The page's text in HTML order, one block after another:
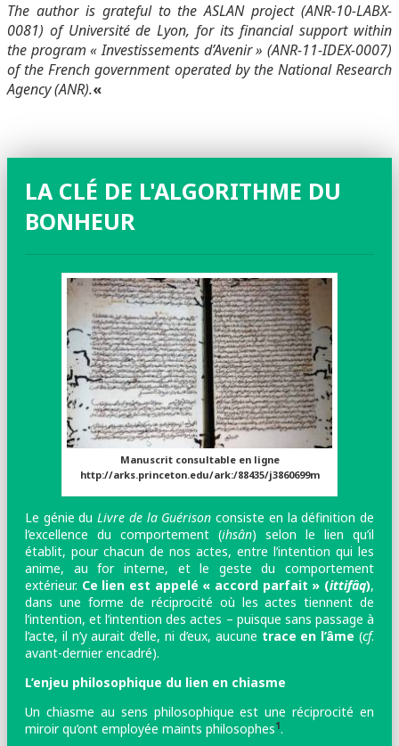
The author is grateful to the ASLAN project (ANR-10-LABX-
0081) of Université de Lyon, for its financial support within
the program « Investissements d’Avenir » (ANR-11-IDEX-0007)
of the French government operated by the National Research
Agency (ANR).«
LA CLÉ DE L'ALGORITHME DU
BONHEUR
Manuscrit consultable en ligne
http://arks.princeton.edu/ark:/88435/j3860699m
Le génie duLivre de la Guérison consiste en la définition de
l’excellence du comportement (ihsân) selon le lien qu’il
établit, pour chacun de nos actes, entre l’intention qui les
anime, au for interne, et le geste du comportement
extérieur. Ce lien est appelé « accord parfait » (ittifâq),
dans une forme de réciprocité où les actes tiennent de
l’intention, et l’intention des actes – puisque sans passage à
l’acte, il n’y aurait d’elle, ni d’eux, aucune trace en l’âme (cf.
avant-dernier encadré).
L’enjeu philosophique du lien en chiasme
Un chiasme au sens philosophique est une réciprocité en
miroir qu’ont employée maints philosophes1.